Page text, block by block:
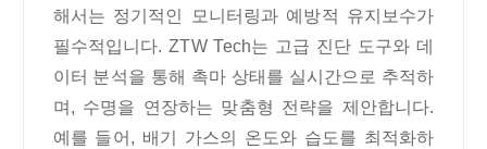
해서는 정기적인 모니터링과 예방적 유지보수가
필수적입니다. ZTW Tech는 고급 진단 도구와 데
이터 분석을 통해 촉마 상태를 실시간으로 추적하
며, 수명을 연장하는 맞춤형 전략을 제안합니다.
예를 들어, 배기 가스의 온도와 습도를 최적화하